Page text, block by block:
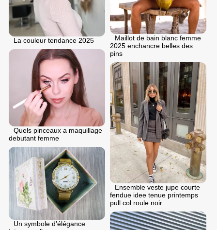
Maillot de bain blanc femme
2025 enchancre belles des
pins
La couleur tendance 2025
Quels pinceaux a maquillage
debutant femme
Ensemble veste jupe courte
fendue idee tenue printemps
pull col roule noir
Un symbole d’élégance